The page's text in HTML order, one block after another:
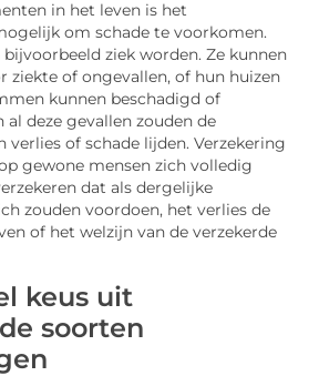
in het leven is het
om schade te voorkomen.
ziek worden. Ze kunnen
ziekte of ongevallen, of hun huizen
kunnen beschadigd of
al deze gevallen zouden de
verlies of schade lijden. Verzekering
gewone mensen zich volledig
dat als dergelijke
zouden voordoen, het verlies de
of het welzijn van de verzekerde
keus uit
soorten